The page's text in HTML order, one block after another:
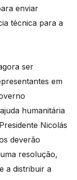
enviar
técnica para a
ser
em
humanitária
Nicolás
deverão
resolução,
a distribuir a